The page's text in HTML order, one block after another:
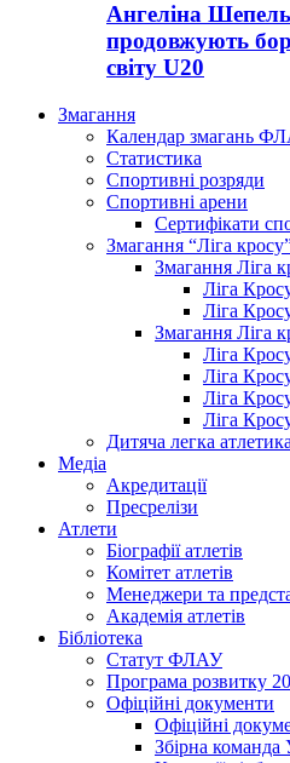
Ангеліна
продовжують
світу U20
Змагання
Календар змагань
Статистика
Спортивні розряди
Спортивні арени
Сертифікати
Змагання “Ліга
Змагання Ліга
Ліга
Ліга
Змагання Ліга
Ліга
Ліга
Ліга
Ліга
Дитяча легка атлетика
Медіа
Акредитації
Пресрелізи
Атлети
Біографії атлетів
Комітет атлетів
Менеджери та
Академія атлетів
Бібліотека
Статут ФЛАУ
Програма розвитку
Офіційні документи
Офіційні
Збірна команда